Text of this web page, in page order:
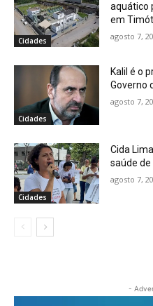
Cidades
aquático
em
agosto 7,
Cidades
Kalil é o
Governo
agosto 7,
Cidades
Cida
saúde
agosto 7,
-